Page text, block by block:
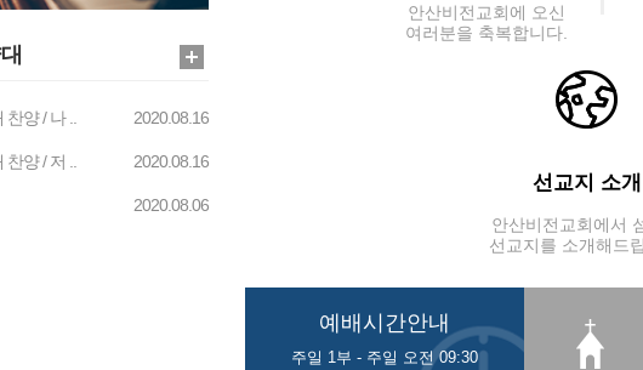
찬양 / 나 .. 2020.08.16
찬양 / 저 .. 2020.08.16
2020.08.06
안산비전교회에 오신
여러분을 축복합니다.
선교지 소개
안산비전교회에서
선교지를 소개해드
예배시간안내
주일 1부 - 주일 오전 09:30